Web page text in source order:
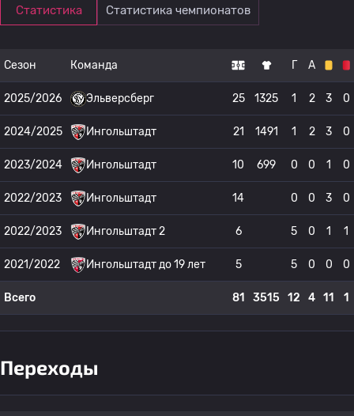
Статистика Статистика чемпионатов
Сезон Команда Г А
2025/2026 Эльверсберг 25 1325 1 2 3 0
2024/2025 Ингольштадт 21 1491 1 2 3 0
2023/2024 Ингольштадт 10 699 0 0 1 0
2022/2023 Ингольштадт 14 0 0 3 0
2022/2023 Ингольштадт 2 6 5 0 1 1
2021/2022 Ингольштадт до 19 лет 5 5 0 0 0
Всего 81 3515 12 4 11 1
Переходы